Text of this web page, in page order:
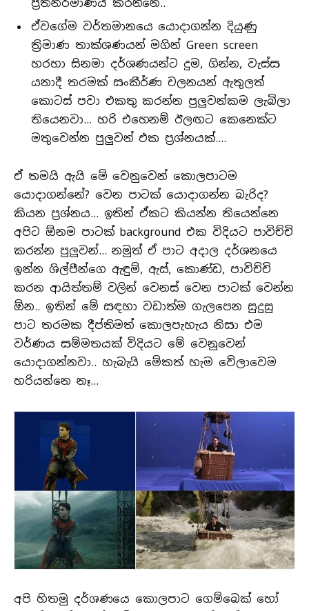
ප්‍රතිනිර්මාණය කරන්නෙ..
ඒවගේම වර්තමානයෙ යොදාගන්න දියුණු
ත්‍රිමාණ තාක්ශණයන් මගින් Green screen
හරහා සිනමා දර්ශණයන්ට දුම, ගින්න, වැස්ස
යනාදී තරමක් සංකීර්ණ චලනයන් ඇතුලත්
කොටස් පවා එකතු කරන්න පුලුවන්කම ලැබිලා
තියෙනවා… හරි එහෙනම් ඊලඟට කෙනෙක්ට
මතුවෙන්න පුලුවන් එක ප්‍රශ්නයක්….
ඒ තමයි ඇයි මේ වෙනුවෙන් කොලපාටම
යොදාගන්නේ? වෙන පාටක් යොදාගන්න බැරිද?
කියන ප්‍රශ්නය… ඉතින් ඒකට කියන්න තියෙන්නෙ
අපිට ඕනම පාටක් background එක විදියට පාවිච්චි
කරන්න පුලුවන්… නමුත් ඒ පාට අදාල දර්ශනයෙ
ඉන්න ශිල්පීන්ගෙ ඇඳුම්, ඇස්, කොණ්ඩ, පාවිච්චි
කරන ආයිත්තම් වලින් වෙනස් වෙන පාටක් වෙන්න
ඕන.. ඉතින් මේ සඳහා වඩාත්ම ගැලපෙන සුදුසු
පාට තරමක දීප්තිමත් කොලපැහැය නිසා එම
වර්ණය සම්මතයක් විදියට මේ වෙනුවෙන්
යොදාගන්නවා.. හැබැයි මේකත් හැම වේලාවෙම
හරියන්නෙ නෑ…
අපි හිතමු දර්ශණයෙ කොලපාට ගෙම්බෙක් හෝ